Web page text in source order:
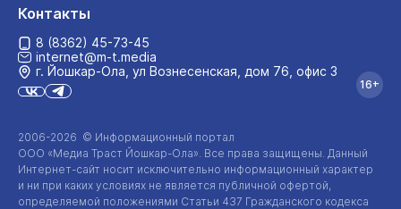
2006-2026 © Информационный портал
ООО «Медиа Траст Йошкар-Ола». Все права защищены. Данный
Интернет-сайт носит исключительно информационный характер
и ни при каких условиях не является публичной офертой,
определяемой положениями Статьи 437 Гражданского кодекса
Контакты
8 (8362) 45-73-45
internet@m-t.media
г. Йошкар‑Ола, ул Вознесенская, дом 76, офис 3
16+